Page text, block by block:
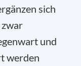
sich
und
werden